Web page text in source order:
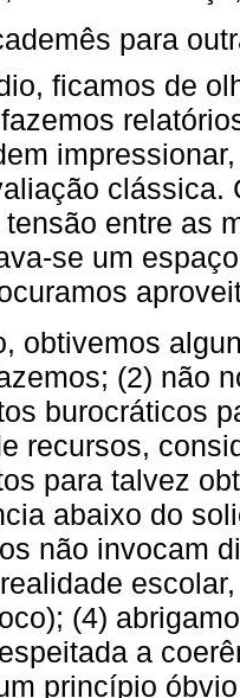
para
ficamos de
clássica.
tensão entre as
se um
obtivemos
(2) não
burocráticos
recursos,
para talvez
abaixo do
não invocam
(4)
a
princípio